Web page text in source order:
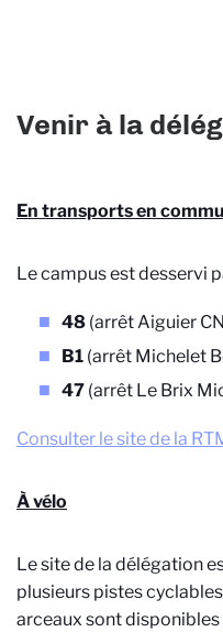
Venir à la
En transports en
Le campus est desservi
48 (arrêt Aiguier
B1 (arrêt Michelet
47 (arrêt Le Brix
Consulter le site de la
À vélo
Le site de la délégation
plusieurs pistes
arceaux sont